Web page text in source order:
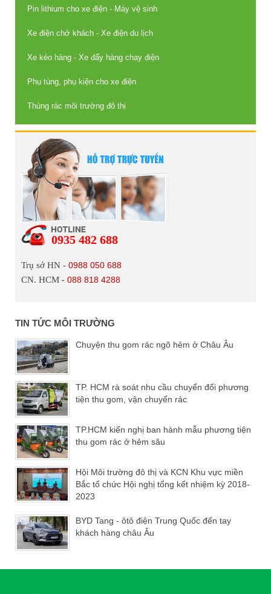
Pin lithium cho xe điện - Máy vệ sinh
Xe điện chở khách - Xe điện du lịch
Xe kéo hàng - Xe đẩy hàng chạy điện
Phụ tùng, phụ kiện cho xe điện
Thùng rác môi trường đô thị
0935 482 688
Trụ sở HN - 0988 050 688
CN. HCM - 088 818 4288
TIN TỨC MÔI TRƯỜNG
Chuyện thu gom rác ngõ hẻm ở Châu Âu
TP. HCM rà soát nhu cầu chuyển đổi phương
tiện thu gom, vận chuyển rác
TP.HCM kiến nghị ban hành mẫu phương tiện
thu gom rác ở hẻm sâu
Hội Môi trường đô thị và KCN Khu vực miền
Bắc tổ chức Hội nghị tổng kết nhiệm kỳ 2018-
2023
BYD Tang - ôtô điện Trung Quốc đến tay
khách hàng châu Âu